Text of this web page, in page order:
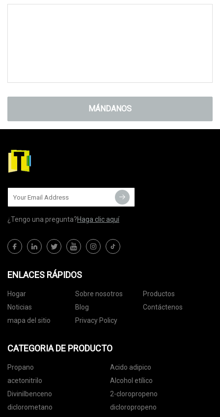
MÁNDANOS
¿Tengo una pregunta?Haga clic aquí
ENLACES RÁPIDOS
Hogar Sobre nosotros
Productos
Noticias
Blog
Contáctenos
mapa del sitio
Privacy Policy
CATEGORIA DE PRODUCTO
Propano
Acido adipico
acetonitrilo
Alcohol etílico
Divinilbenceno
2-cloropropeno
diclorometano
dicloropropeno